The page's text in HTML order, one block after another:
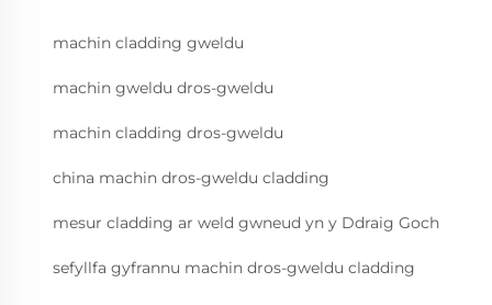
machin cladding gweldu
machin gweldu dros-gweldu
machin cladding dros-gweldu
china machin dros-gweldu cladding
mesur cladding ar weld gwneud yn y Ddraig Goch
sefyllfa gyfrannu machin dros-gweldu cladding